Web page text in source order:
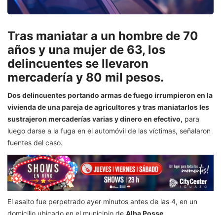
Tras maniatar a un hombre de 70
años y una mujer de 63, los
delincuentes se llevaron
mercadería y 80 mil pesos.
Dos delincuentes portando armas de fuego irrumpieron en la
vivienda de una pareja de agricultores y tras maniatarlos les
sustrajeron mercaderías varias y dinero en efectivo, para
luego darse a la fuga en el automóvil de las víctimas, señalaron
fuentes del caso.
El asalto fue perpetrado ayer minutos antes de las 4, en un
domicilio ubicado en el municipio de Alba Posse.